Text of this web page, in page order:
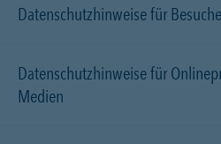
Datenschutzhinweise für
Datenschutzhinweise für
Medien